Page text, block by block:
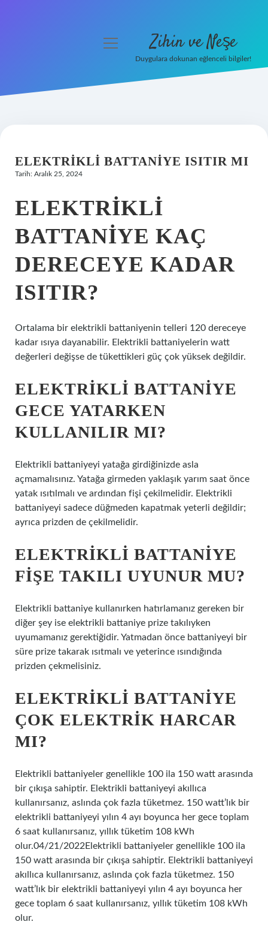
Hakkımızda
menüyü
Zihin ve Neşe
Duygulara dokunan eğlenceli bilgiler!
ELEKTRIKLI BATTANIYE ISITIR MI
Tarih: Aralık 25, 2024
ELEKTRIKLI
BATTANIYE KAÇ
DERECEYE KADAR
ISITIR?
Ortalama bir elektrikli battaniyenin telleri 120 dereceye
kadar ısıya dayanabilir. Elektrikli battaniyelerin watt
değerleri değişse de tükettikleri güç çok yüksek değildir.
ELEKTRIKLI BATTANIYE
GECE YATARKEN
KULLANILIR MI?
Elektrikli battaniyeyi yatağa girdiğinizde asla
açmamalısınız. Yatağa girmeden yaklaşık yarım saat önce
yatak ısıtılmalı ve ardından fişi çekilmelidir. Elektrikli
battaniyeyi sadece düğmeden kapatmak yeterli değildir;
ayrıca prizden de çekilmelidir.
ELEKTRIKLI BATTANIYE
FIŞE TAKILI UYUNUR MU?
Elektrikli battaniye kullanırken hatırlamanız gereken bir
diğer şey ise elektrikli battaniye prize takılıyken
uyumamanız gerektiğidir. Yatmadan önce battaniyeyi bir
süre prize takarak ısıtmalı ve yeterince ısındığında
prizden çekmelisiniz.
ELEKTRIKLI BATTANIYE
ÇOK ELEKTRIK HARCAR
MI?
Elektrikli battaniyeler genellikle 100 ila 150 watt arasında
bir çıkışa sahiptir. Elektrikli battaniyeyi akıllıca
kullanırsanız, aslında çok fazla tüketmez. 150 watt’lık bir
elektrikli battaniyeyi yılın 4 ayı boyunca her gece toplam
6 saat kullanırsanız, yıllık tüketim 108 kWh
olur.04/21/2022Elektrikli battaniyeler genellikle 100 ila
150 watt arasında bir çıkışa sahiptir. Elektrikli battaniyeyi
akıllıca kullanırsanız, aslında çok fazla tüketmez. 150
watt’lık bir elektrikli battaniyeyi yılın 4 ayı boyunca her
gece toplam 6 saat kullanırsanız, yıllık tüketim 108 kWh
olur.